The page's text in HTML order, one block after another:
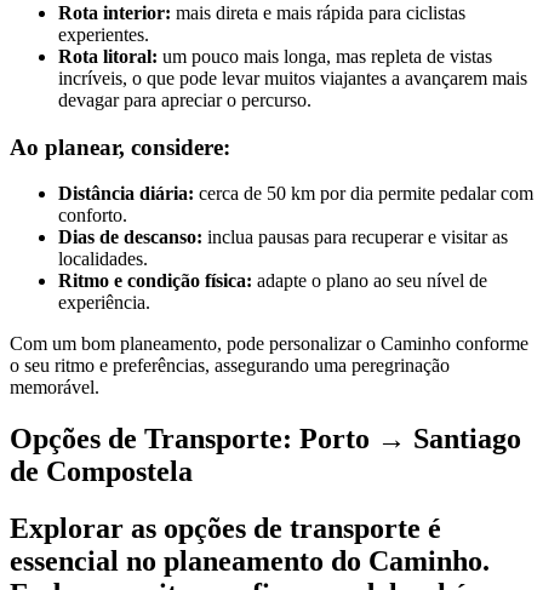
Tour pelo Minho de Bicicleta - Top Bike Tours
7 Dias 2/5
Rota interior: mais direta e mais rápida para ciclistas
experientes.
Rota litoral: um pouco mais longa, mas repleta de vistas
incríveis, o que pode levar muitos viajantes a avançarem mais
devagar para apreciar o percurso.
Ao planear, considere:
Distância diária: cerca de 50 km por dia permite pedalar com
conforto.
Dias de descanso: inclua pausas para recuperar e visitar as
localidades.
Ritmo e condição física: adapte o plano ao seu nível de
experiência.
Com um bom planeamento, pode personalizar o Caminho conforme
o seu ritmo e preferências, assegurando uma peregrinação
memorável.
Opções de Transporte: Porto → Santiago
de Compostela
Explorar as opções de transporte é
essencial no planeamento do Caminho.